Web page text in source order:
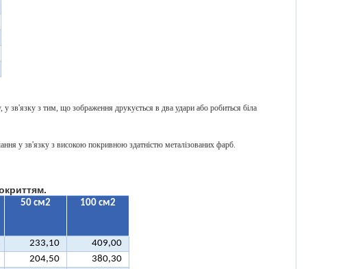
зв'язку з тим, що зображення друкується в два удари або робиться біла
у зв'язку з високою покривною здатністю металізованих фарб.
50 см2 100 см2
233,10
409,00
204,50
380,30